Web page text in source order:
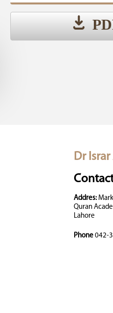
Dr
Addres:
Quran
Lahore
Phone 042-